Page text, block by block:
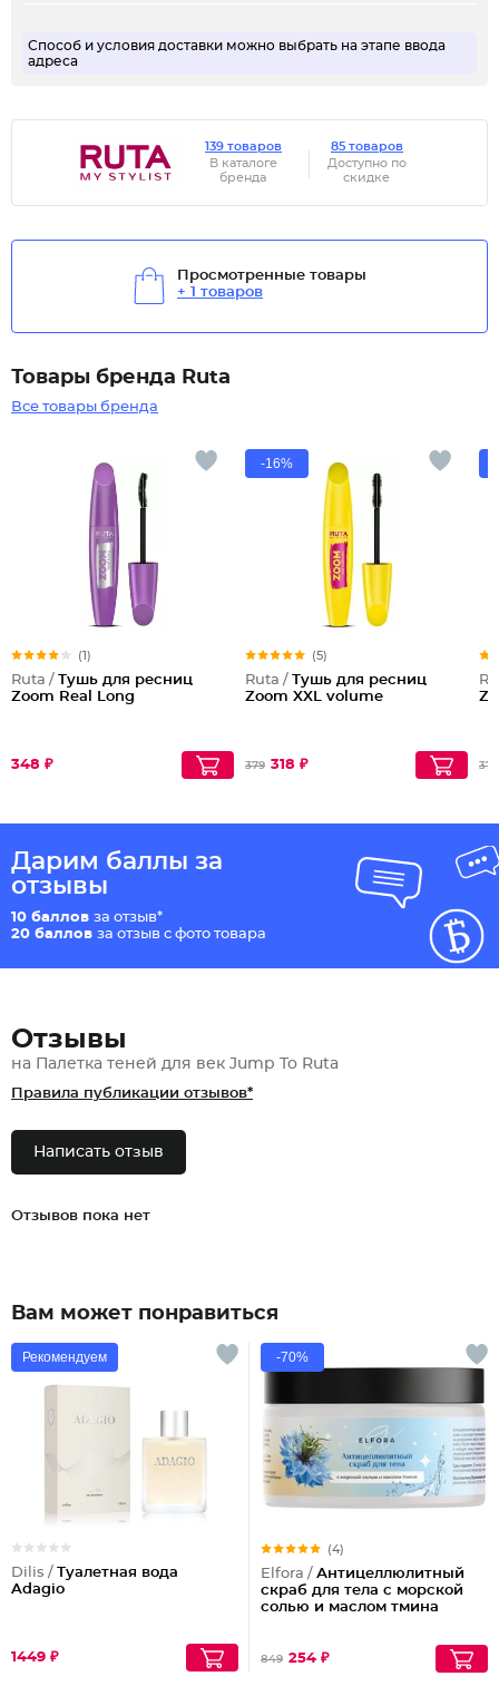
Способ и условия доставки можно выбрать на этапе ввода
адреса
139 товаров
В каталоге
бренда
85 товаров
Доступно по
скидке
Просмотренные товары
+ 1 товаров
Товары бренда Ruta
Все товары бренда
(1)
Ruta / Тушь для ресниц
Zoom Real Long
348 ₽
-16%
(5)
Ruta / Тушь для ресниц
Zoom XXL volume
379 318 ₽ 379
Дарим баллы за
отзывы
10 баллов за отзыв*
20 баллов за отзыв с фото товара
Отзывы
на Палетка теней для век Jump To Ruta
Правила публикации отзывов*
Написать отзыв
Отзывов пока нет
Вам может понравиться
Рекомендуем
Dilis / Туалетная вода
Adagio
1449 ₽
-70%
(4)
Elfora / Антицеллюлитный
скраб для тела с морской
солью и маслом тмина
849 254 ₽